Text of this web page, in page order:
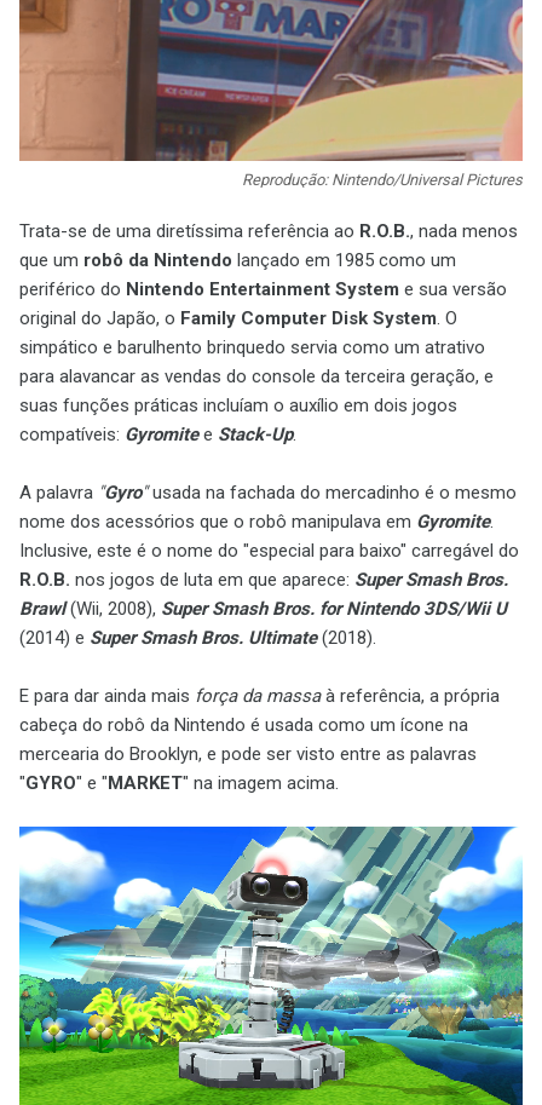
Reprodução: Nintendo/Universal Pictures
Trata-se de uma diretíssima referência ao R.O.B., nada menos
que um robô da Nintendo lançado em 1985 como um
periférico do Nintendo Entertainment System e sua versão
original do Japão, o Family Computer Disk System . O
simpático e barulhento brinquedo servia como um atrativo
para alavancar as vendas do console da terceira geração, e
suas funções práticas incluíam o auxílio em dois jogos
compatíveis: Gyromitee Stack-Up.
A palavra "Gyro"usada na fachada do mercadinho é o mesmo
nome dos acessórios que o robô manipulava em Gyromite.
Inclusive, este é o nome do "especial para baixo" carregável do
R.O.B. nos jogos de luta em que aparece: Super Smash Bros.
Brawl(Wii, 2008), Super Smash Bros. for Nintendo 3DS/Wii U
(2014) e Super Smash Bros. Ultimate(2018).
E para dar ainda mais força da massaà referência, a própria
cabeça do robô da Nintendo é usada como um ícone na
mercearia do Brooklyn, e pode ser visto entre as palavras
"GYRO" e "MARKET" na imagem acima.